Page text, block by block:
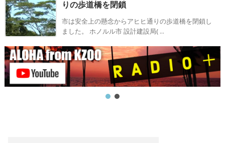
りの歩道橋を閉鎖
市は安全上の懸念からアヒヒ通りの歩道橋を閉鎖し
ました。 ホノルル市 設計建設局( ...